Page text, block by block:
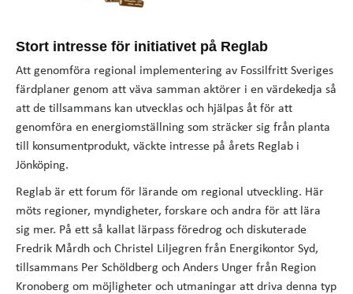
Stort intresse för initiativet på Reglab
Att genomföra regional implementering av Fossilfritt Sveriges
färdplaner genom att väva samman aktörer i en värdekedja så
att de tillsammans kan utvecklas och hjälpas åt för att
genomföra en energiomställning som sträcker sig från planta
till konsumentprodukt, väckte intresse på årets Reglab i
Jönköping.
Reglab är ett forum för lärande om regional utveckling. Här
möts regioner, myndigheter, forskare och andra för att lära
sig mer. På ett så kallat lärpass föredrog och diskuterade
Fredrik Mårdh och Christel Liljegren från Energikontor Syd,
tillsammans Per Schöldberg och Anders Unger från Region
Kronoberg om möjligheter och utmaningar att driva denna typ